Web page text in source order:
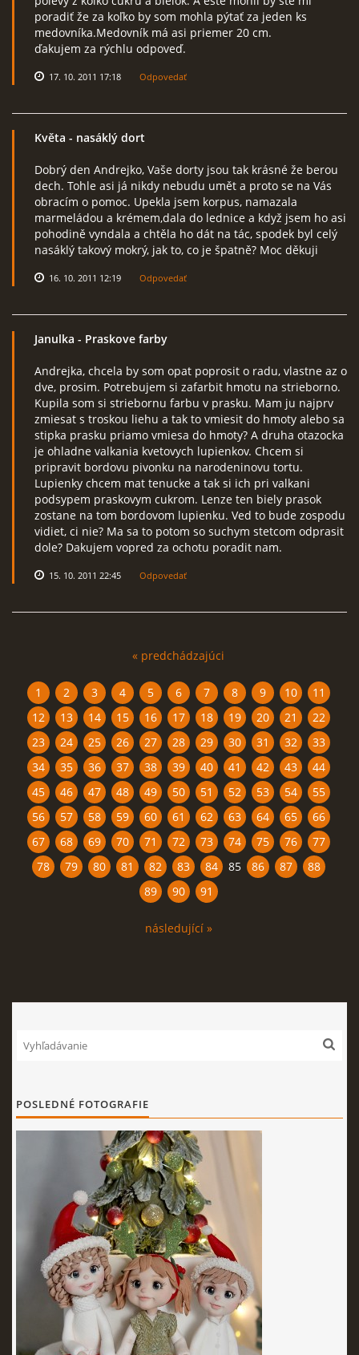
poradiť že za koľko by som mohla pýtať za jeden ks
medovníka.Medovník má asi priemer 20 cm.
ďakujem za rýchlu odpoveď.
17. 10. 2011 17:18 Odpovedať
Květa - nasáklý dort
Dobrý den Andrejko, Vaše dorty jsou tak krásné že berou
dech. Tohle asi já nikdy nebudu umět a proto se na Vás
obracím o pomoc. Upekla jsem korpus, namazala
marmeládou a krémem,dala do lednice a když jsem ho asi
pohodině vyndala a chtěla ho dát na tác, spodek byl celý
nasáklý takový mokrý, jak to, co je špatně? Moc děkuji
16. 10. 2011 12:19 Odpovedať
Janulka - Praskove farby
Andrejka, chcela by som opat poprosit o radu, vlastne az o
dve, prosim. Potrebujem si zafarbit hmotu na strieborno.
Kupila som si striebornu farbu v prasku. Mam ju najprv
zmiesat s troskou liehu a tak to vmiesit do hmoty alebo sa
stipka prasku priamo vmiesa do hmoty? A druha otazocka
je ohladne valkania kvetovych lupienkov. Chcem si
pripravit bordovu pivonku na narodeninovu tortu.
Lupienky chcem mat tenucke a tak si ich pri valkani
podsypem praskovym cukrom. Lenze ten biely prasok
zostane na tom bordovom lupienku. Ved to bude zospodu
vidiet, ci nie? Ma sa to potom so suchym stetcom odprasit
dole? Dakujem vopred za ochotu poradit nam.
15. 10. 2011 22:45 Odpovedať
« predchádzajúci
1 2 3 4 5 6 7 8 9 10
11
12
13 14 15 16 17 18 19 20 21
22
23
24 25 26 27 28 29 30 31 32
33
34
35 36 37 38 39 40 41 42 43
44
45
46 47 48 49 50 51 52 53 54
55
56
57 58 59 60 61 62 63 64 65
66
67
68 69 70 71 72 73 74 75 76
77
78
79 80 81 82 83 84 85 86 87
88
89
90 91
následující »
POSLEDNÉ FOTOGRAFIE